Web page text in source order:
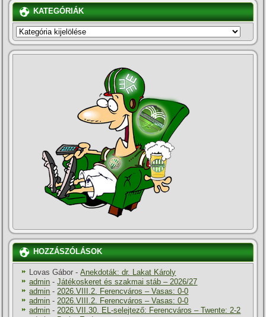
KATEGÓRIÁK
KATEGÓRIÁK
HOZZÁSZÓLÁSOK
Lovas Gábor -Anekdoták: dr. Lakat Károly
admin -Játékoskeret és szakmai stáb – 2026/27
admin -2026.VIII.2. Ferencváros – Vasas: 0-0
admin -2026.VIII.2. Ferencváros – Vasas: 0-0
admin -2026.VII.30. EL-selejtező: Ferencváros – Twente: 2-2